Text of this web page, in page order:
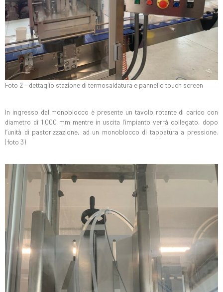
Foto 2 – dettaglio stazione di termosaldatura e pannello touch screen
In ingresso dal monoblocco è presente un tavolo rotante di carico con
diametro di 1.000 mm mentre in uscita l’impianto verrà collegato, dopo
l’unità di pastorizzazione, ad un monoblocco di tappatura a pressione.
(foto 3)